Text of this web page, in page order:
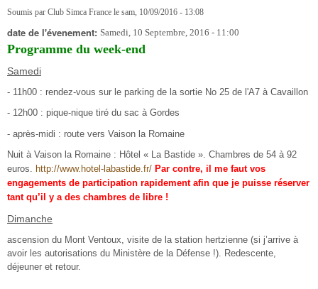
Soumis par Club Simca France le sam, 10/09/2016 - 13:08
date de l'évenement: Samedi, 10 Septembre, 2016 - 11:00
Programme du week-end
Samedi
- 11h00 : rendez-vous sur le parking de la sortie No 25 de l'A7 à Cavaillon
- 12h00 : pique-nique tiré du sac à Gordes
- après-midi : route vers Vaison la Romaine
Nuit à Vaison la Romaine : Hôtel « La Bastide ». Chambres de 54 à 92
euros. http://www.hotel-labastide.fr/ Par contre, il me faut vos
engagements de participation rapidement afin que je puisse réserver
tant qu’il y a des chambres de libre !
Dimanche
ascension du Mont Ventoux, visite de la station hertzienne (si j’arrive à
avoir les autorisations du Ministère de la Défense !). Redescente,
déjeuner et retour.